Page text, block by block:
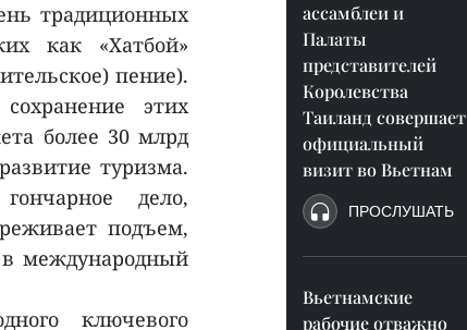
традиционных
как «Хатбой»
пение).
этих
более 30 млрд
туризма.
дело,
подъем,
международный
ключевого
ассамблеи и
Палаты
представителей
Королевства
Таиланд совершает
официальный
визит во Вьетнам
ПРОСЛУШАТЬ
Вьетнамские
рабочие отважно